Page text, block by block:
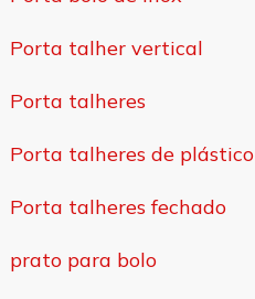
Porta talher vertical
Porta talheres
Porta talheres de plástico
Porta talheres fechado
prato para bolo